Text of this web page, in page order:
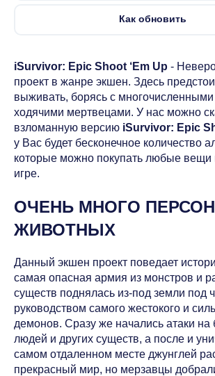
Как обновить
iSurvivor: Epic Shoot ‘Em Up -
проект в жанре экшен. Здесь
выживать, борясь с
ходячими мертвецами. У нас можно
взломанную версию iSurvivor: Epic
у Вас будет бесконечное количество
которые можно покупать любые вещи
игре.
ОЧЕНЬ МНОГО
ЖИВОТНЫХ
Данный экшен проект поведает
самая опасная армия из монстров и
существ поднялась из-под земли под
руководством самого жестокого и
демонов. Сразу же начались атаки на
людей и других существ, а после и
самом отдаленном месте джунглей
прекрасный мир, но мерзавцы